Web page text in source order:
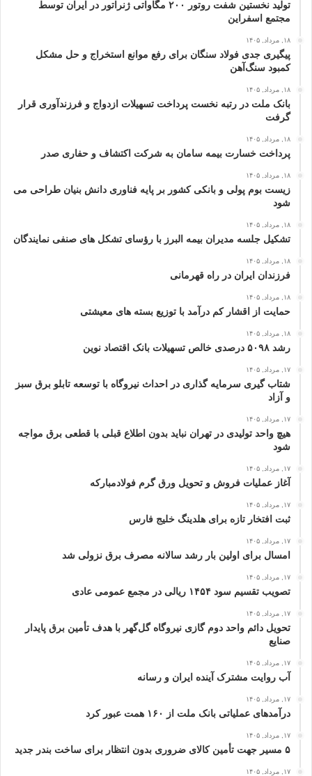
تولید نخستین شفت روتور ۲۰۰ مگاواتی ژنراتور در ایران توسط
مجتمع اسفراین
۱۸, مرداد, ۱۴۰۵
پیگیری جدی فولاد سنگان برای رفع موانع استخراج و حل مشکل
کمبود سنگ‌آهن
۱۸, مرداد, ۱۴۰۵
بانک ملت در رتبه نخست پرداخت تسهیلات ازدواج و فرزندآوری قرار
گرفت
۱۸, مرداد, ۱۴۰۵
پرداخت خسارت بیمه سامان به شرکت اکتشاف و حفاری صدر
۱۸, مرداد, ۱۴۰۵
زیست بوم پولی و بانکی کشور بر پایه فناوری دانش بنیان طراحی می
شود
۱۸, مرداد, ۱۴۰۵
تشکیل جلسه مدیران بیمه البرز با رؤسای تشکل های صنفی نمایندگان
۱۸, مرداد, ۱۴۰۵
فرزندان ایران در راه قهرمانی
۱۸, مرداد, ۱۴۰۵
حمایت از اقشار کم‌ درآمد با توزیع بسته‌ های معیشتی
۱۸, مرداد, ۱۴۰۵
رشد ۵۰۹۸ درصدی خالص تسهیلات بانک اقتصاد نوین
۱۷, مرداد, ۱۴۰۵
شتاب گیری سرمایه گذاری در احداث نیروگاه با توسعه تابلو برق سبز
و آزاد
۱۷, مرداد, ۱۴۰۵
هیچ واحد تولیدی در تهران نباید بدون اطلاع قبلی با قطعی برق مواجه
شود
۱۷, مرداد, ۱۴۰۵
آغاز عملیات فروش و تحویل ورق گرم فولادمبارکه
۱۷, مرداد, ۱۴۰۵
ثبت افتخار تازه برای هلدینگ خلیج‌ فارس
۱۷, مرداد, ۱۴۰۵
امسال برای اولین بار رشد سالانه مصرف برق نزولی شد
۱۷, مرداد, ۱۴۰۵
تصویب تقسیم سود ۱۴۵۴ ریالی در مجمع عمومی عادی
۱۷, مرداد, ۱۴۰۵
تحویل دائم واحد دوم گازی نیروگاه گل‌گهر با هدف تأمین برق پایدار
صنایع
۱۷, مرداد, ۱۴۰۵
آب روایت مشترک آینده ایران و رسانه
۱۷, مرداد, ۱۴۰۵
درآمدهای عملیاتی بانک ملت از ۱۶۰ همت عبور كرد
۱۷, مرداد, ۱۴۰۵
۵ مسیر جهت تأمین کالای ضروری بدون انتظار برای ساخت بندر جدید
۱۷, مرداد, ۱۴۰۵